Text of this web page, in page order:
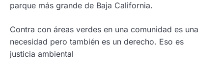
parque más grande de Baja California.
Contra con áreas verdes en una comunidad es una
necesidad pero también es un derecho. Eso es
justicia ambiental